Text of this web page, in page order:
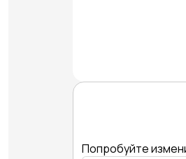
Попробуйте